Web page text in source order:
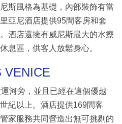
斯風格為基礎，內部裝飾有當
亞尼酒店提供95間客房和套
酒店還擁有威尼斯最大的水療
息區，供客人放鬆身心。
VENICE
河旁，並且已經在這個優越
紀以上。酒店提供169間客
家服務共同營造出無可挑剔的